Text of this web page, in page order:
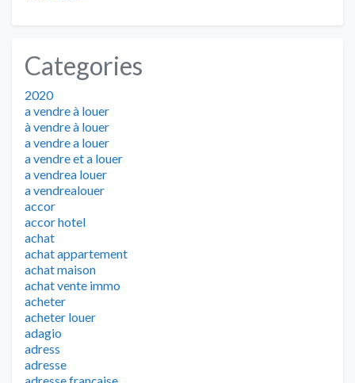
Categories
2020
a vendre à louer
à vendre à louer
a vendre a louer
a vendre et a louer
a vendrea louer
a vendrealouer
accor
accor hotel
achat
achat appartement
achat maison
achat vente immo
acheter
acheter louer
adagio
adress
adresse